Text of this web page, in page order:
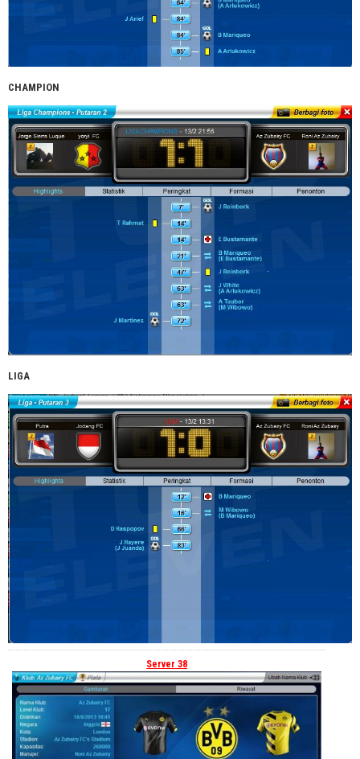
CHAMPION
LIGA
Server 38